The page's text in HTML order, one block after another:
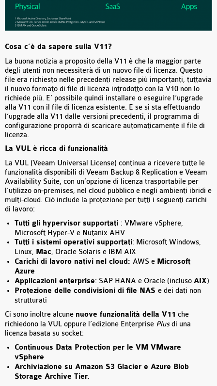
Cosa c’è da sapere sulla V11?
La buona notizia a proposito della V11 è che la maggior parte
degli utenti non necessiterà di un nuovo file di licenza. Questo
file era richiesto nelle precedenti release più importanti, tuttavia
il nuovo formato di file di licenza introdotto con la V10 non lo
richiede più. E’ possibile quindi installare o eseguire l’upgrade
alla V11 con il file di licenza esistente. E se si sta effettuando
l’upgrade alla V11 dalle versioni precedenti, il programma di
configurazione proporrà di scaricare automaticamente il file di
licenza.
La VUL è ricca di funzionalità
La VUL (Veeam Universal License) continua a ricevere tutte le
funzionalità disponibili di Veeam Backup & Replication e Veeam
Availability Suite, con un’opzione di licenza trasportabile per
l’utilizzo on-premises, nel cloud pubblico e negli ambienti ibridi e
multi-cloud. Ciò include la protezione per tutti i seguenti carichi
di lavoro:
Tutti gli hypervisor supportati : VMware vSphere,
Microsoft Hyper-V e Nutanix AHV
Tutti i sistemi operativi supportati: Microsoft Windows,
Linux, Mac, Oracle Solaris e IBM AIX
Carichi di lavoro nativi nel cloud: AWS e Microsoft
Azure
Applicazioni enterprise: SAP HANA e Oracle (incluso AIX)
Protezione delle condivisioni di file NAS e dei dati non
strutturati
Ci sono inoltre alcune nuove funzionalità della V11 che
richiedono la VUL oppure l’edizione Enterprise Plusdi una
licenza basata su socket:
Continuous Data Protection per le VM VMware
vSphere
Archiviazione su Amazon S3 Glacier e Azure Blob
Storage Archive Tier.